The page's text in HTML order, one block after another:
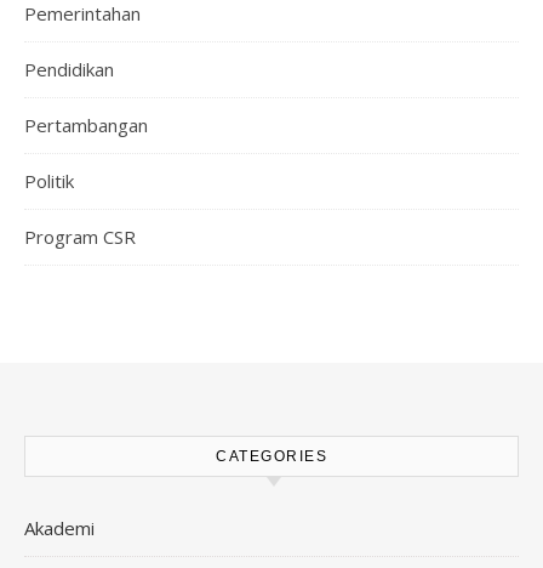
Pemerintahan
Pendidikan
Pertambangan
Politik
Program CSR
CATEGORIES
Akademi